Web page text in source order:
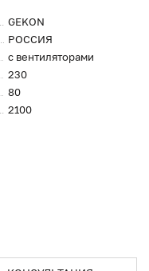
GEKON
РОССИЯ
с вентиляторами
230
80
2100